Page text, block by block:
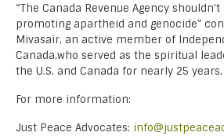
“The Canada Revenue Agency
promoting apartheid and genocide”
Mivasair, an active member of
Canada,who served as the spiritual
the U.S. and Canada for nearly 25 years.
For more information:
Just Peace Advocates: